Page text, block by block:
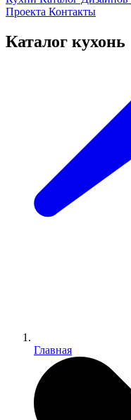
Проекта Контакты
Каталог кухонь
Главная